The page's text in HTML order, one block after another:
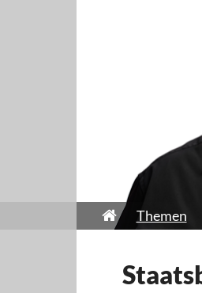
Themen